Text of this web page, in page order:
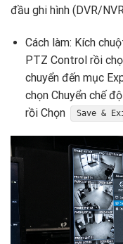
đầu ghi hình (DVR/
Cách làm: Kích
PTZ Control rồi
chuyển đến mục
chọn Chuyển chế
rồi Chọn Save &